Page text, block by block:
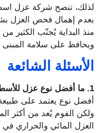
لذلك، تنصح شركة عزل
بعدم إهمال فحص العزل
منذ البداية يُجنّب الكثير
ويحافظ على سلامة
الأسئلة الشائعة
1. ما أفضل نوع عزل للأسطح في عنيزة؟
أفضل نوع يعتمد على
ولكن الفوم يُعد من أكثر
العزل المائي والحراري